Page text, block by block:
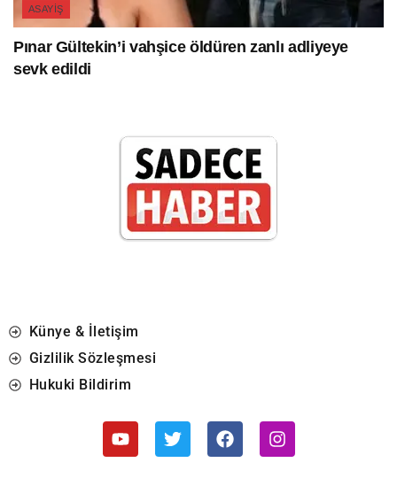
ASAYIŞ
Pınar Gültekin’i vahşice öldüren zanlı adliyeye
sevk edildi
Künye & İletişim
Gizlilik Sözleşmesi
Hukuki Bildirim